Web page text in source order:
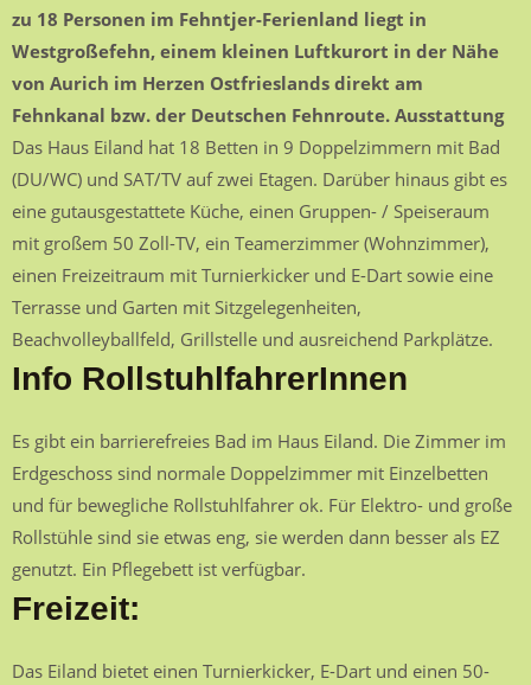
zu 18 Personen im Fehntjer-Ferienland liegt in
Westgroßefehn, einem kleinen Luftkurort in der Nähe
von Aurich im Herzen Ostfrieslands direkt am
Fehnkanal bzw. der Deutschen Fehnroute. Ausstattung
Das Haus Eiland hat 18 Betten in 9 Doppelzimmern mit Bad
(DU/WC) und SAT/TV auf zwei Etagen. Darüber hinaus gibt es
eine gutausgestattete Küche, einen Gruppen- / Speiseraum
mit großem 50 Zoll-TV, ein Teamerzimmer (Wohnzimmer),
einen Freizeitraum mit Turnierkicker und E-Dart sowie eine
Terrasse und Garten mit Sitzgelegenheiten,
Beachvolleyballfeld, Grillstelle und ausreichend Parkplätze.
Info RollstuhlfahrerInnen
Es gibt ein barrierefreies Bad im Haus Eiland. Die Zimmer im
Erdgeschoss sind normale Doppelzimmer mit Einzelbetten
und für bewegliche Rollstuhlfahrer ok. Für Elektro- und große
Rollstühle sind sie etwas eng, sie werden dann besser als EZ
genutzt. Ein Pflegebett ist verfügbar.
Freizeit:
Das Eiland bietet einen Turnierkicker, E-Dart und einen 50-